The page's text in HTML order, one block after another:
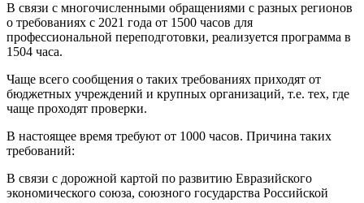
В связи с многочисленными обращениями с разных регионов
о требованиях с 2021 года от 1500 часов для
профессиональной переподготовки, реализуется программа в
1504 часа.
Чаще всего сообщения о таких требованиях приходят от
бюджетных учреждений и крупных организаций, т.е. тех, где
чаще проходят проверки.
В настоящее время требуют от 1000 часов. Причина таких
требований:
В связи с дорожной картой по развитию Евразийского
экономического союза, союзного государства Российской